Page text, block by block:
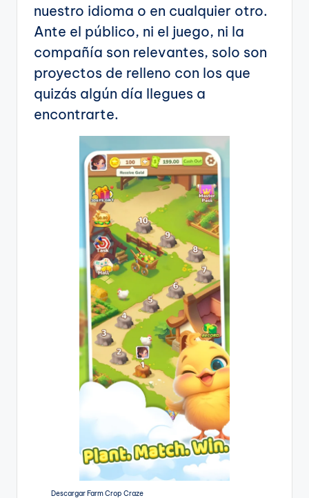
nuestro idioma o en cualquier otro.
Ante el público, ni el juego, ni la
compañía son relevantes, solo son
proyectos de relleno con los que
quizás algún día llegues a
encontrarte.
Descargar Farm Crop Craze